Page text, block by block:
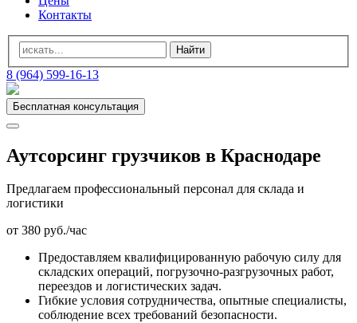
Контакты
8 (964) 599-16-13
Бесплатная консультация
Аутсорсинг грузчиков в Краснодаре
Предлагаем профессиональный персонал для склада и
логистики
от 380 руб./час
Предоставляем квалифицированную рабочую силу для
складских операций, погрузочно-разгрузочных работ,
переездов и логистических задач.
Гибкие условия сотрудничества, опытные специалисты,
соблюдение всех требований безопасности.